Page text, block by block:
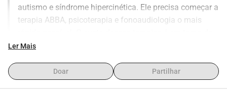
autismo e síndrome hipercinética. Ele precisa começar a
terapia ABBA, psicoterapia e fonoaudiologia o mais
1800 euros por mês, uma quantia enorme para nós.
rendimentos são muito inferiores a isso e esses custos
estão muito além de nossas possibilidades!
Ler Mais
Doar Partilhar